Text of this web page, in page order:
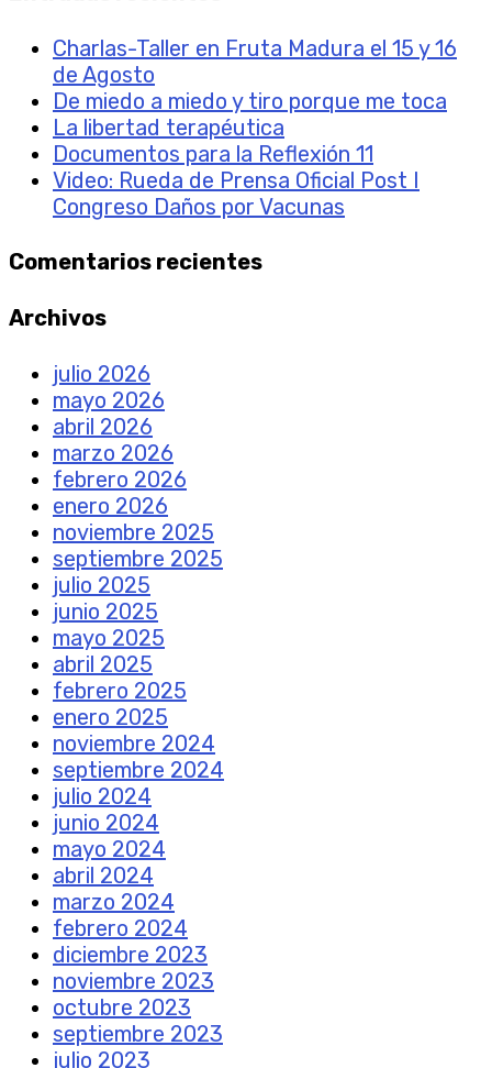
Charlas-Taller en Fruta Madura el 15 y 16
de Agosto
De miedo a miedo y tiro porque me toca
La libertad terapéutica
Documentos para la Reflexión 11
Video: Rueda de Prensa Oficial Post I
Congreso Daños por Vacunas
Comentarios recientes
Archivos
julio 2026
mayo 2026
abril 2026
marzo 2026
febrero 2026
enero 2026
noviembre 2025
septiembre 2025
julio 2025
junio 2025
mayo 2025
abril 2025
febrero 2025
enero 2025
noviembre 2024
septiembre 2024
julio 2024
junio 2024
mayo 2024
abril 2024
marzo 2024
febrero 2024
diciembre 2023
noviembre 2023
octubre 2023
septiembre 2023
julio 2023